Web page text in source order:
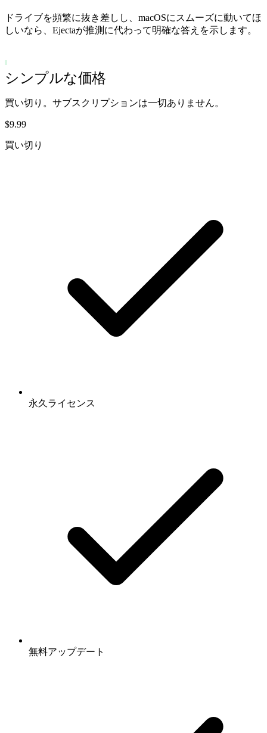
ドライブを頻繁に抜き差しし、macOSにスムーズに動いてほ
しいなら、Ejectaが推測に代わって明確な答えを示します。
買い切り
シンプルな価格
買い切り。サブスクリプションは一切ありません。
$9.99
買い切り
永久ライセンス
無料アップデート